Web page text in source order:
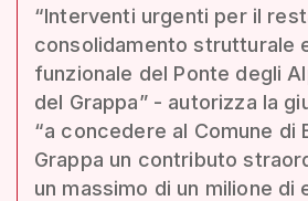
“Interventi urgenti per il
consolidamento strutturale
funzionale del Ponte degli
del Grappa” - autorizza la
“a concedere al Comune di
Grappa un contributo
un massimo di un milione di